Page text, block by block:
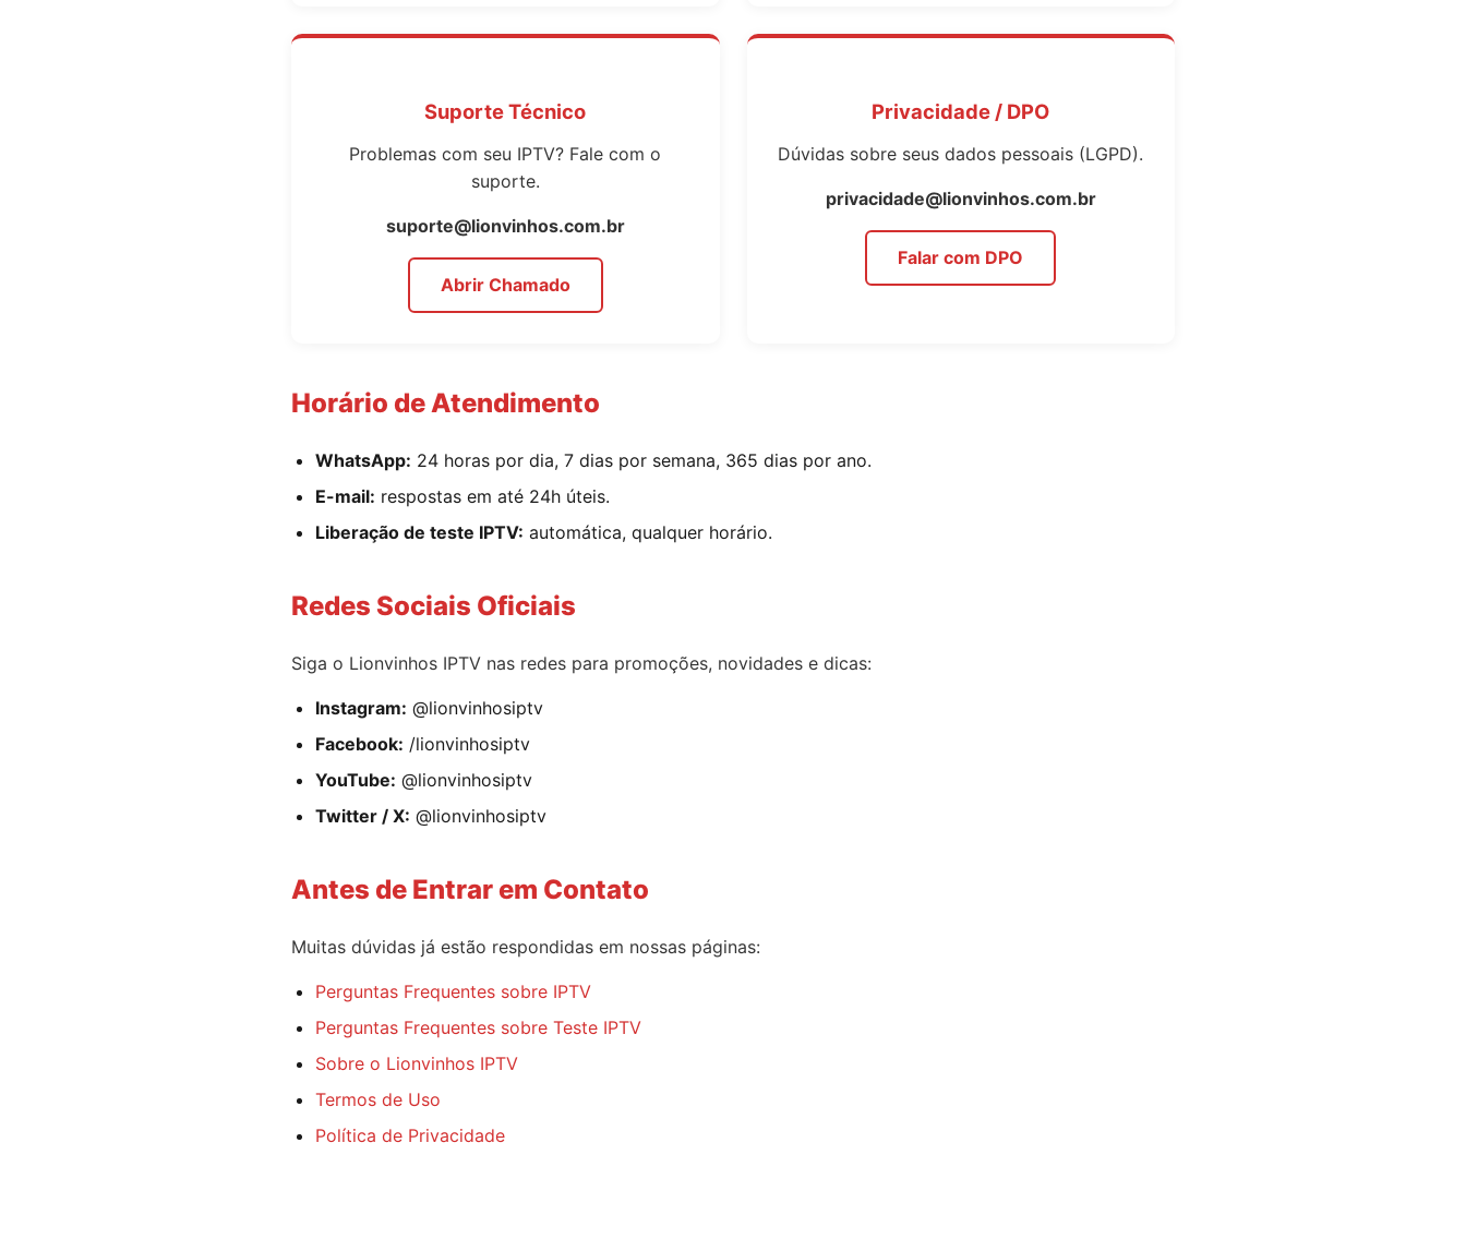
Suporte Técnico
Problemas com seu IPTV? Fale com o
suporte.
suporte@lionvinhos.com.br
Abrir Chamado
Privacidade / DPO
Dúvidas sobre seus dados pessoais (LGPD).
privacidade@lionvinhos.com.br
Falar com DPO
Horário de Atendimento
WhatsApp: 24 horas por dia, 7 dias por semana, 365 dias por ano.
E-mail: respostas em até 24h úteis.
Liberação de teste IPTV: automática, qualquer horário.
Redes Sociais Oficiais
Siga o Lionvinhos IPTV nas redes para promoções, novidades e dicas:
Instagram: @lionvinhosiptv
Facebook: /lionvinhosiptv
YouTube: @lionvinhosiptv
Twitter / X: @lionvinhosiptv
Antes de Entrar em Contato
Muitas dúvidas já estão respondidas em nossas páginas:
Perguntas Frequentes sobre IPTV
Perguntas Frequentes sobre Teste IPTV
Sobre o Lionvinhos IPTV
Termos de Uso
Política de Privacidade